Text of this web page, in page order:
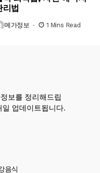
리법
메가정보 1 Mins Read
보를 정리해드립
업데이트됩니다.
음식